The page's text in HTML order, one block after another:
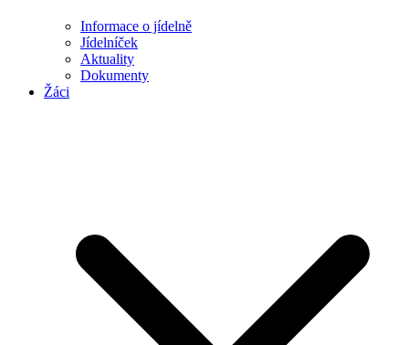
Informace o jídelně
Jídelníček
Aktuality
Dokumenty
Žáci